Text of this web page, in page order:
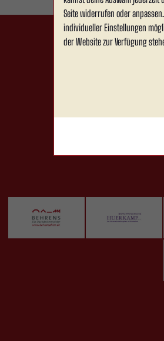
Seite widerrufen oder
individueller Einstellungen
der Website zur Verfügung